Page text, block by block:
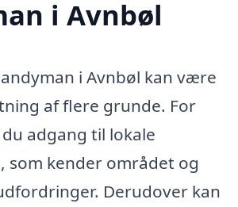
i Avnbøl
i Avnbøl kan være
af flere grunde. For
adgang til lokale
som kender området og
Derudover kan